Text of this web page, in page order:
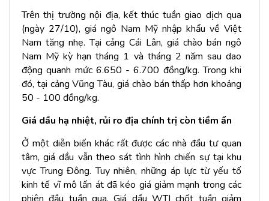
Trên thị trường nội địa, kết thúc tuần giao dịch qua
(ngày 27/10), giá ngô Nam Mỹ nhập khẩu về Việt
Nam tăng nhẹ. Tại cảng Cái Lân, giá chào bán ngô
Nam Mỹ kỳ hạn tháng 1 và tháng 2 năm sau dao
động quanh mức 6.650 - 6.700 đồng/kg. Trong khi
đó, tại cảng Vũng Tàu, giá chào bán thấp hơn khoảng
50 - 100 đồng/kg.
Giá dầu hạ nhiệt, rủi ro địa chính trị còn tiềm ẩn
Ở một diễn biến khác rất được các nhà đầu tư quan
tâm, giá dầu vẫn theo sát tình hình chiến sự tại khu
vực Trung Đông. Tuy nhiên, những áp lực từ yếu tố
kinh tế vĩ mô lấn át đã kéo giá giảm mạnh trong các